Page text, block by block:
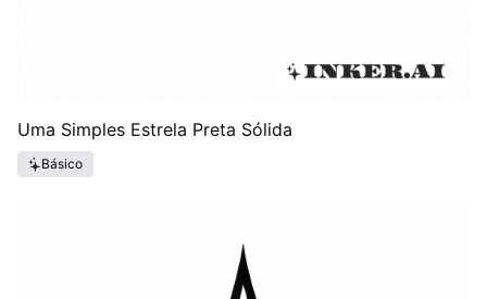
Uma Simples Estrela Preta Sólida
Básico